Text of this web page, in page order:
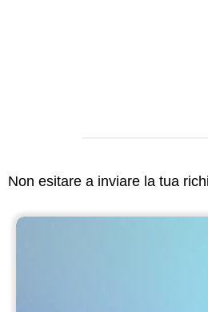
Non esitare a inviare la tua